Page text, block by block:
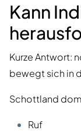
Kann
Kurze Antwort:
bewegt sich in
Schottland
Ruf